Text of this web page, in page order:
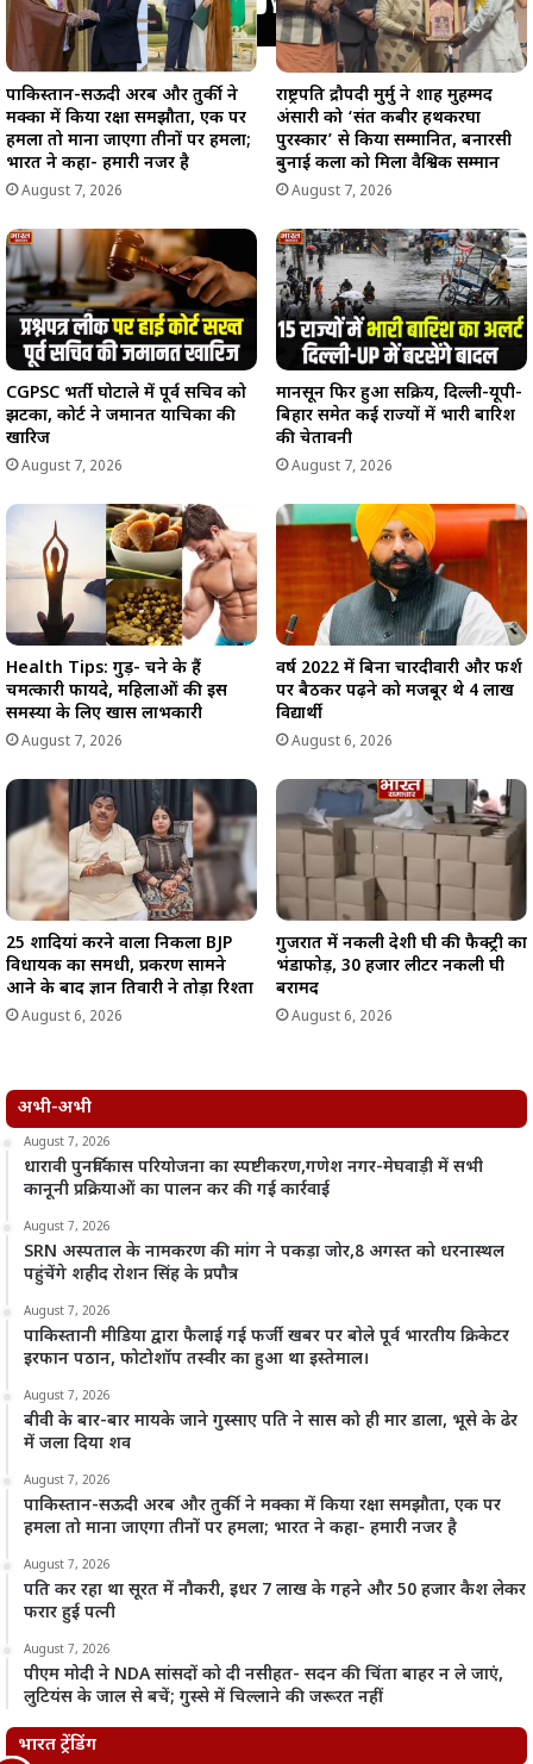
पाकिस्तान-सऊदी अरब और तुर्की ने
मक्का में किया रक्षा समझौता, एक पर
हमला तो माना जाएगा तीनों पर हमला;
भारत ने कहा- हमारी नजर है
August 7, 2026
राष्ट्रपति द्रौपदी मुर्मु ने शाह मुहम्मद
अंसारी को ‘संत कबीर हथकरघा
पुरस्कार’ से किया सम्मानित, बनारसी
बुनाई कला को मिला वैश्विक सम्मान
August 7, 2026
CGPSC भर्ती घोटाले में पूर्व सचिव को
झटका, कोर्ट ने जमानत याचिका की
खारिज
August 7, 2026
मानसून फिर हुआ सक्रिय, दिल्ली-यूपी-
बिहार समेत कई राज्यों में भारी बारिश
की चेतावनी
August 7, 2026
Health Tips: गुड़- चने के हैं
चमत्कारी फायदे, महिलाओं की इस
समस्या के लिए खास लाभकारी
August 7, 2026
वर्ष 2022 में बिना चारदीवारी और फर्श
पर बैठकर पढ़ने को मजबूर थे 4 लाख
विद्यार्थी
August 6, 2026
25 शादियां करने वाला निकला BJP
विधायक का समधी, प्रकरण सामने
आने के बाद ज्ञान तिवारी ने तोड़ा रिश्ता
August 6, 2026
गुजरात में नकली देशी घी की फैक्ट्री का
भंडाफोड़, 30 हजार लीटर नकली घी
बरामद
August 6, 2026
अभी-अभी
August 7, 2026
धारावी पुनर्विकास परियोजना का स्पष्टीकरण,गणेश नगर-मेघवाड़ी में सभी
कानूनी प्रक्रियाओं का पालन कर की गई कार्रवाई
August 7, 2026
SRN अस्पताल के नामकरण की मांग ने पकड़ा जोर,8 अगस्त को धरनास्थल
पहुंचेंगे शहीद रोशन सिंह के प्रपौत्र
August 7, 2026
पाकिस्तानी मीडिया द्वारा फैलाई गई फर्जी खबर पर बोले पूर्व भारतीय क्रिकेटर
इरफान पठान, फोटोशॉप तस्वीर का हुआ था इस्तेमाल।
August 7, 2026
बीवी के बार-बार मायके जाने गुस्साए पति ने सास को ही मार डाला, भूसे के ढेर
में जला दिया शव
August 7, 2026
पाकिस्तान-सऊदी अरब और तुर्की ने मक्का में किया रक्षा समझौता, एक पर
हमला तो माना जाएगा तीनों पर हमला; भारत ने कहा- हमारी नजर है
August 7, 2026
पति कर रहा था सूरत में नौकरी, इधर 7 लाख के गहने और 50 हजार कैश लेकर
फरार हुई पत्नी
August 7, 2026
पीएम मोदी ने NDA सांसदों को दी नसीहत- सदन की चिंता बाहर न ले जाएं,
लुटियंस के जाल से बचें; गुस्से में चिल्लाने की जरूरत नहीं
भारत ट्रेंडिंग